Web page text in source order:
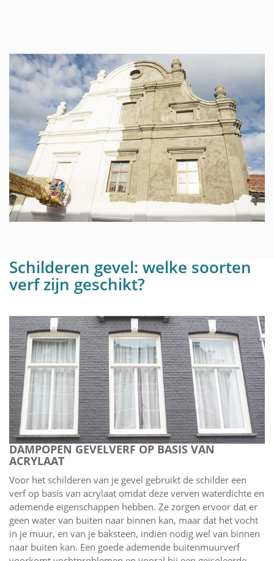
Schilderen gevel: welke soorten
verf zijn geschikt?
DAMPOPEN GEVELVERF OP BASIS VAN
ACRYLAAT
Voor het schilderen van je gevel gebruikt de schilder een
verf op basis van acrylaat omdat deze verven waterdichte en
ademende eigenschappen hebben. Ze zorgen ervoor dat er
geen water van buiten naar binnen kan, maar dat het vocht
in je muur, en van je baksteen, indien nodig wel van binnen
naar buiten kan. Een goede ademende buitenmuurverf